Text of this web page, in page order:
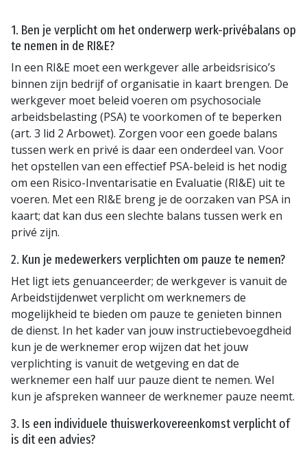
1. Ben je verplicht om het onderwerp werk-privébalans op
te nemen in de RI&E?
In een RI&E moet een werkgever alle arbeidsrisico’s
binnen zijn bedrijf of organisatie in kaart brengen. De
werkgever moet beleid voeren om psychosociale
arbeidsbelasting (PSA) te voorkomen of te beperken
(art. 3 lid 2 Arbowet). Zorgen voor een goede balans
tussen werk en privé is daar een onderdeel van. Voor
het opstellen van een effectief PSA-beleid is het nodig
om een Risico-Inventarisatie en Evaluatie (RI&E) uit te
voeren. Met een RI&E breng je de oorzaken van PSA in
kaart; dat kan dus een slechte balans tussen werk en
privé zijn.
2. Kun je medewerkers verplichten om pauze te nemen?
Het ligt iets genuanceerder; de werkgever is vanuit de
Arbeidstijdenwet verplicht om werknemers de
mogelijkheid te bieden om pauze te genieten binnen
de dienst. In het kader van jouw instructiebevoegdheid
kun je de werknemer erop wijzen dat het jouw
verplichting is vanuit de wetgeving en dat de
werknemer een half uur pauze dient te nemen. Wel
kun je afspreken wanneer de werknemer pauze neemt.
3. Is een individuele thuiswerkovereenkomst verplicht of
is dit een advies?